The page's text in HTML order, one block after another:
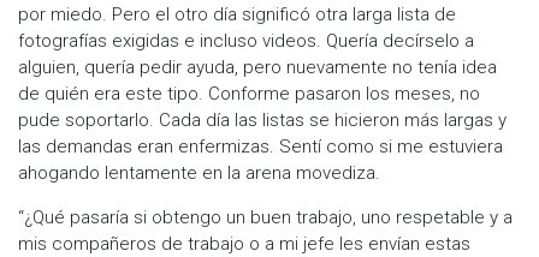
por miedo. Pero el otro día significó otra larga lista de
fotografías exigidas e incluso videos. Quería decírselo a
alguien, quería pedir ayuda, pero nuevamente no tenía idea
de quién era este tipo. Conforme pasaron los meses, no
pude soportarlo. Cada día las listas se hicieron más largas y
las demandas eran enfermizas. Sentí como si me estuviera
ahogando lentamente en la arena movediza.
“¿Qué pasaría si obtengo un buen trabajo, uno respetable y a
mis compañeros de trabajo o a mi jefe les envían estas